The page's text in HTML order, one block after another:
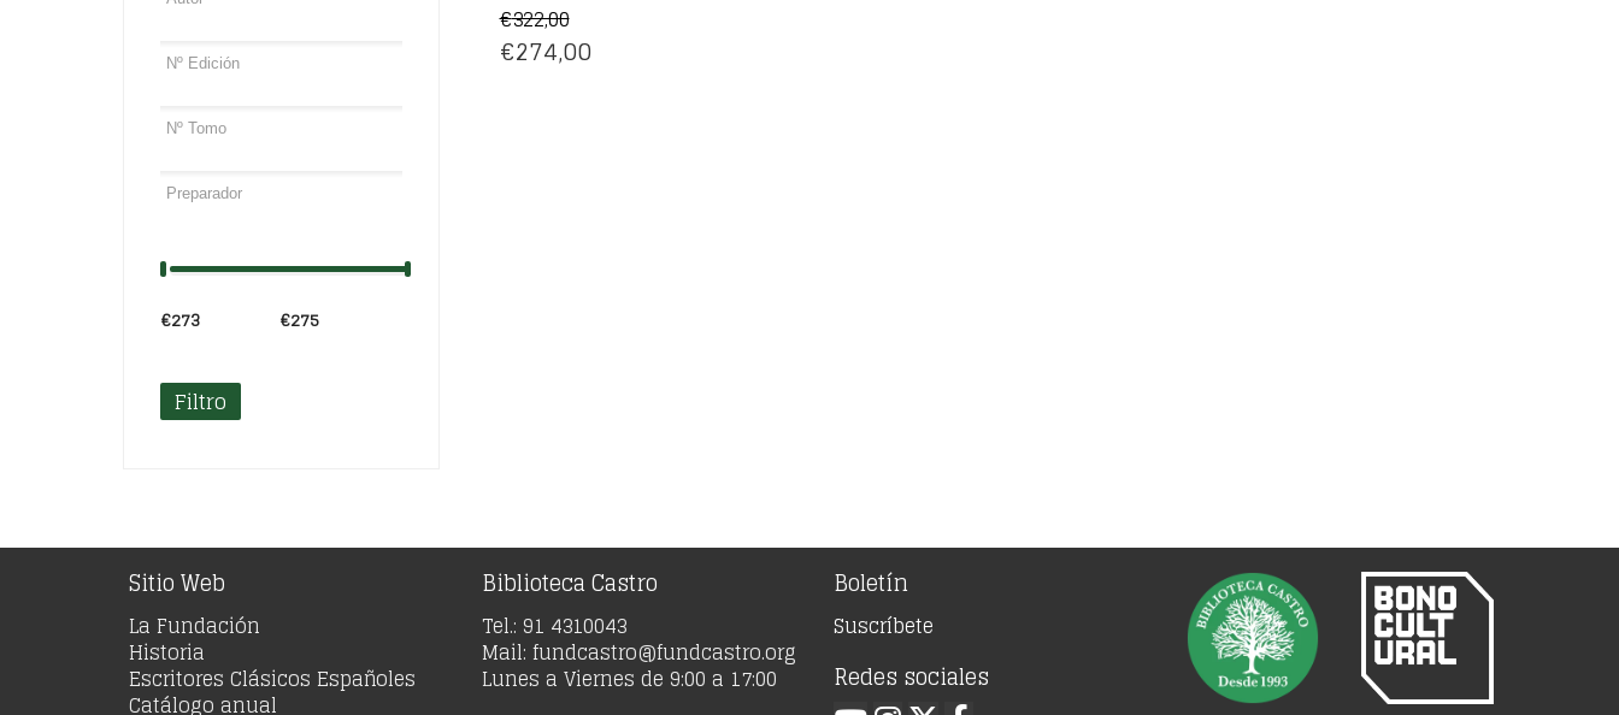
€322,00
EL
€274,00EL
€273 €275
Filtro
Sitio Web
La Fundación
Historia
Escritores Clásicos Españoles
Catálogo anual
Biblioteca Castro
Tel.: 91 4310043
Mail: fundcastro@fundcastro.org
Lunes a Viernes de 9:00 a 17:00
Boletín
Suscríbete
Redes sociales